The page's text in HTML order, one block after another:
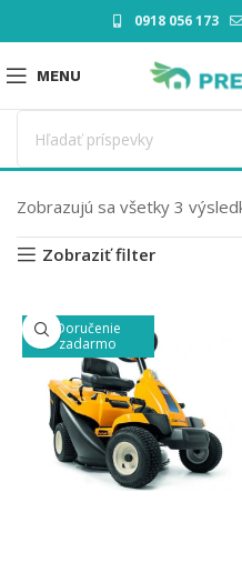
0918 056 173
MENU
Zobrazujú sa všetky 3
Zobraziť filter
Doručenie
zadarmo